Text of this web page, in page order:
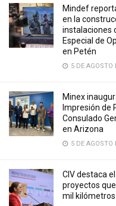
Mindef
en la
instalaciones
Especial de
en Petén
5 DE AGOSTO
Minex
Impresión de
Consulado
en Arizona
5 DE AGOSTO
CIV destaca
proyectos
mil